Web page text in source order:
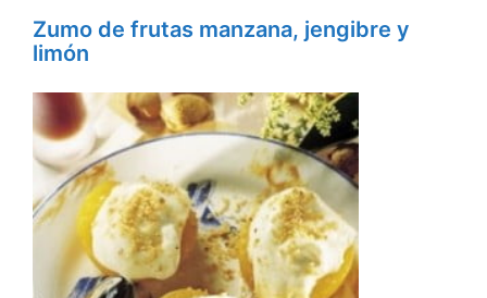
Zumo de frutas manzana, jengibre y
limón